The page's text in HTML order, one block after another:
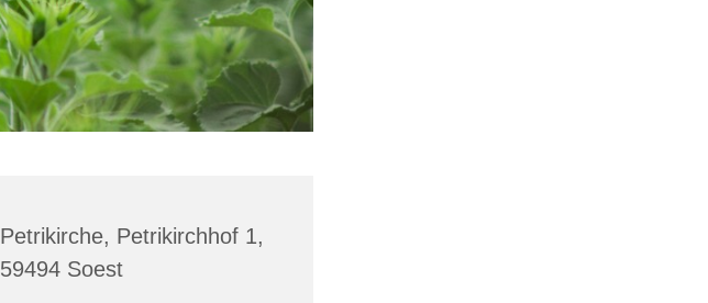
Petrikirche, Petrikirchhof 1,
59494 Soest